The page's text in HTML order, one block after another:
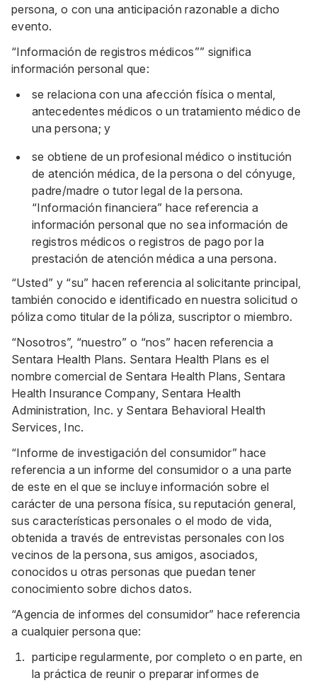
persona, o con una anticipación razonable a dicho
evento.
“Información de registros médicos”” significa
información personal que:
se relaciona con una afección física o mental,
antecedentes médicos o un tratamiento médico de
una persona; y
se obtiene de un profesional médico o institución
de atención médica, de la persona o del cónyuge,
padre/madre o tutor legal de la persona.
“Información financiera” hace referencia a
información personal que no sea información de
registros médicos o registros de pago por la
prestación de atención médica a una persona.
“Usted” y “su” hacen referencia al solicitante principal,
también conocido e identificado en nuestra solicitud o
póliza como titular de la póliza, suscriptor o miembro.
“Nosotros”, “nuestro” o “nos” hacen referencia a
Sentara Health Plans. Sentara Health Plans es el
nombre comercial de Sentara Health Plans, Sentara
Health Insurance Company, Sentara Health
Administration, Inc. y Sentara Behavioral Health
Services, Inc.
“Informe de investigación del consumidor” hace
referencia a un informe del consumidor o a una parte
de este en el que se incluye información sobre el
carácter de una persona física, su reputación general,
sus características personales o el modo de vida,
obtenida a través de entrevistas personales con los
vecinos de la persona, sus amigos, asociados,
conocidos u otras personas que puedan tener
conocimiento sobre dichos datos.
“Agencia de informes del consumidor” hace referencia
a cualquier persona que:
participe regularmente, por completo o en parte, en
la práctica de reunir o preparar informes de